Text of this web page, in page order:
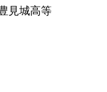
見城高等